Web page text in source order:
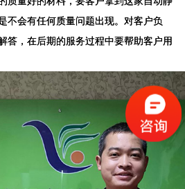
不会有任何质量问题出现。对客户负
答，在后期的服务过程中要帮助客户用